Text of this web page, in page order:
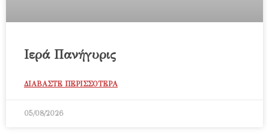
Ιερά Πανήγυρις
ΔΙΑΒΑΣΤΕ ΠΕΡΙΣΣΟΤΕΡΑ
05/08/2026